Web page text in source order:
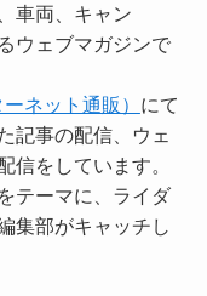
車両、キャン
ウェブマガジンで
ネット通販） にて
記事の配信、ウェ
信をしています。
テーマに、ライダ
集部がキャッチし